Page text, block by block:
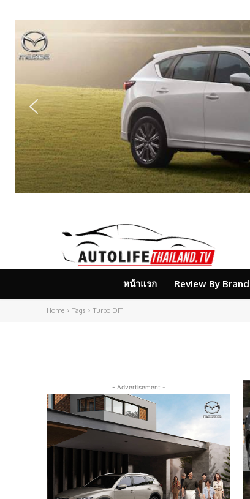
หน้าแรก Review By Brand
Home Tags Turbo DIT
- Advertisement -